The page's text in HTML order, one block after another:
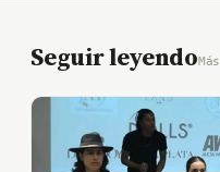
Seguir leyendo